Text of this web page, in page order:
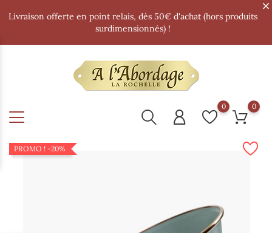
Livraison offerte en point relais, dès 50€ d'achat (hors produits
surdimensionnés) !
0 0
PROMO ! -20%